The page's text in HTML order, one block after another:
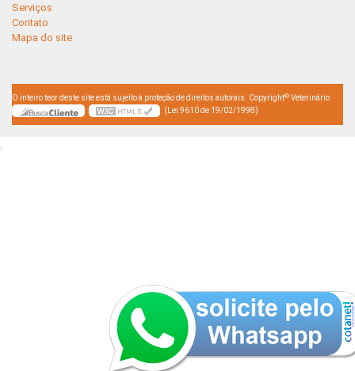
Serviços
Contato
Mapa do site
O inteiro teor deste site está sujeito à proteção de direitos autorais. Copyright© Veterinário
(Lei 9610 de 19/02/1998)